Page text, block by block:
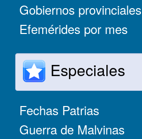
Gobiernos provinciales
Efemérides por mes
Especiales
Fechas Patrias
Guerra de Malvinas